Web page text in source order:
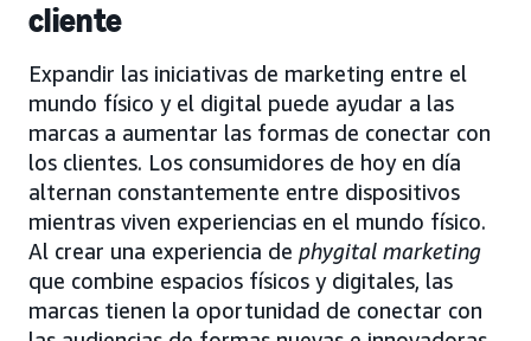
cliente
Expandir las iniciativas de marketing entre el
mundo físico y el digital puede ayudar a las
marcas a aumentar las formas de conectar con
los clientes. Los consumidores de hoy en día
alternan constantemente entre dispositivos
mientras viven experiencias en el mundo físico.
Al crear una experiencia de phygital marketing
que combine espacios físicos y digitales, las
marcas tienen la oportunidad de conectar con